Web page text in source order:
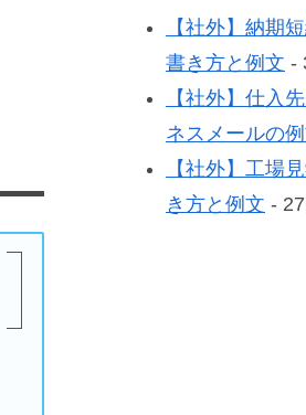
【社外】納期
書き方と例文 -
【社外】仕入
ネスメールの
【社外】工場
き方と例文 -